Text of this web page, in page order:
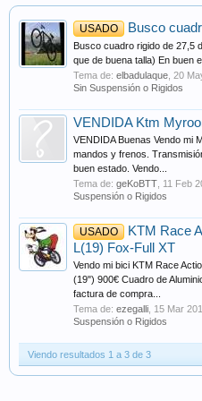
USADO Busco
Busco cuadro rigido de 27,5
que de buena talla) En buen
Tema de: elbadulaque 20
Sin Suspensión o Rigidos
VENDIDA Ktm
VENDIDA Buenas Vendo mi
mandos y frenos.
buen estado. Vendo...
Tema de: geKoBTT 11 Feb
Suspensión o Rigidos
USADO
KTM Race
L(19) Fox-Full XT
Vendo mi bici KTM Race
(19") 900€ Cuadro de
factura de compra...
Tema de: ezegalli 15 Mar
Suspensión o Rigidos
Viendo resultados 1 a 3 de 3